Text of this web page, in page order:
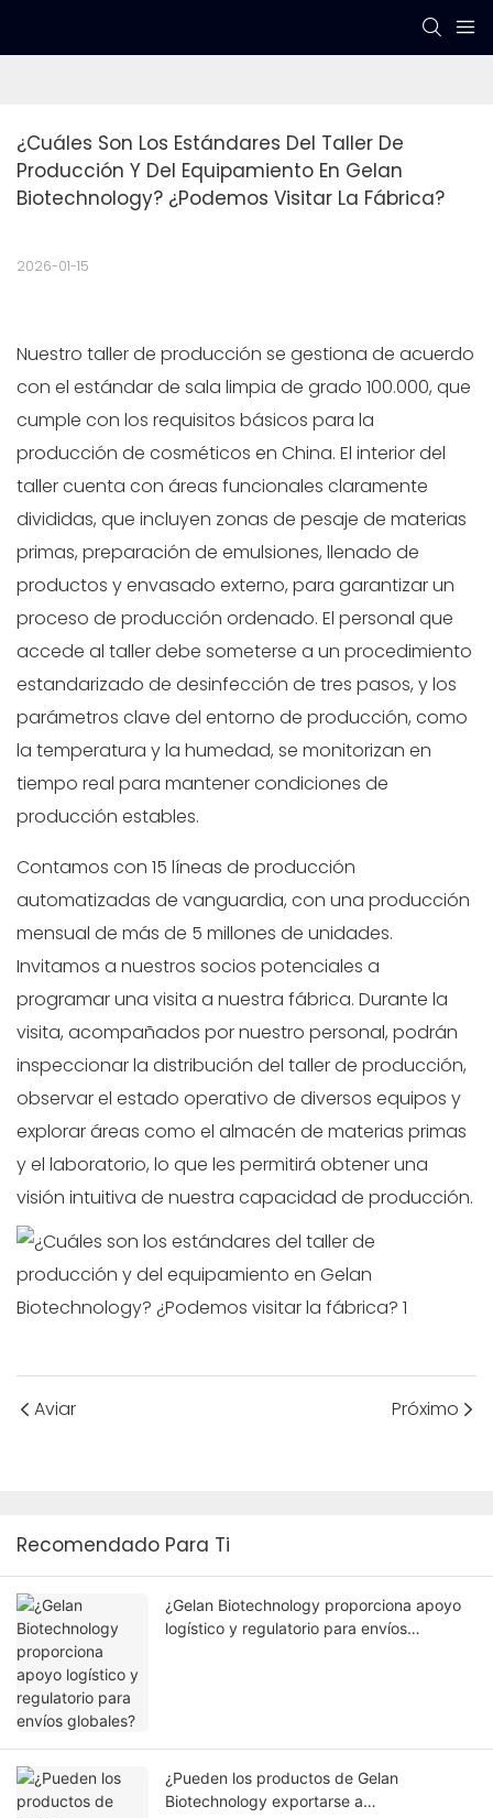
¿Cuáles Son Los Estándares Del Taller De
Producción Y Del Equipamiento En Gelan
Biotechnology? ¿Podemos Visitar La Fábrica?
2026-01-15
Nuestro taller de producción se gestiona de acuerdo
con el estándar de sala limpia de grado 100.000, que
cumple con los requisitos básicos para la
producción de cosméticos en China. El interior del
taller cuenta con áreas funcionales claramente
divididas, que incluyen zonas de pesaje de materias
primas, preparación de emulsiones, llenado de
productos y envasado externo, para garantizar un
proceso de producción ordenado. El personal que
accede al taller debe someterse a un procedimiento
estandarizado de desinfección de tres pasos, y los
parámetros clave del entorno de producción, como
la temperatura y la humedad, se monitorizan en
tiempo real para mantener condiciones de
producción estables.
Contamos con 15 líneas de producción
automatizadas de vanguardia, con una producción
mensual de más de 5 millones de unidades.
Invitamos a nuestros socios potenciales a
programar una visita a nuestra fábrica. Durante la
visita, acompañados por nuestro personal, podrán
inspeccionar la distribución del taller de producción,
observar el estado operativo de diversos equipos y
explorar áreas como el almacén de materias primas
y el laboratorio, lo que les permitirá obtener una
visión intuitiva de nuestra capacidad de producción.
Aviar Próximo
Recomendado Para Ti
¿Gelan Biotechnology proporciona apoyo
logístico y regulatorio para envíos
¿Pueden los productos de Gelan
Biotechnology exportarse a